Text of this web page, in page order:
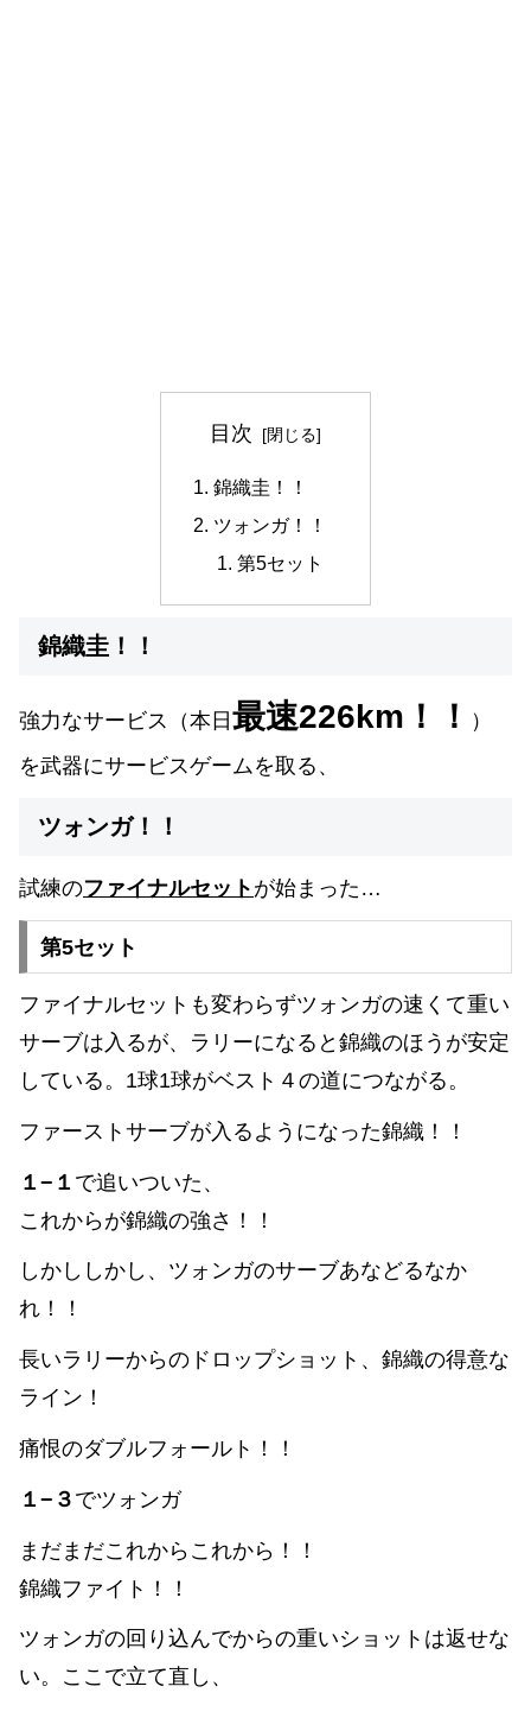
目次
錦織圭！！
ツォンガ！！
第5セット
錦織圭！！
強力なサービス（本日 最速226km！！
）
を武器にサービスゲームを取る、
ツォンガ！！
試練のファイナルセット が始まった…
第5セット
ファイナルセットも変わらずツォンガの速くて重い
サーブは入るが、ラリーになると錦織のほうが安定
している。1球1球がベスト４の道につながる。
ファーストサーブが入るようになった錦織！！
１−１ で追いついた、
これからが錦織の強さ！！
しかししかし、ツォンガのサーブあなどるなか
れ！！
長いラリーからのドロップショット、錦織の得意な
ライン！
痛恨のダブルフォールト！！
１−３ でツォンガ
まだまだこれからこれから！！
錦織ファイト！！
ツォンガの回り込んでからの重いショットは返せな
い。ここで立て直し、